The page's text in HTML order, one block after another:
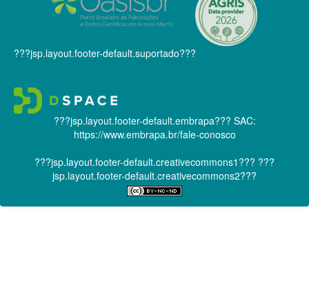
???jsp.layout.footer-default.suportado???
???jsp.layout.footer-default.embrapa??? SAC:
https://www.embrapa.br/fale-conosco
???jsp.layout.footer-default.creativecommons1??? ???
jsp.layout.footer-default.creativecommons2???